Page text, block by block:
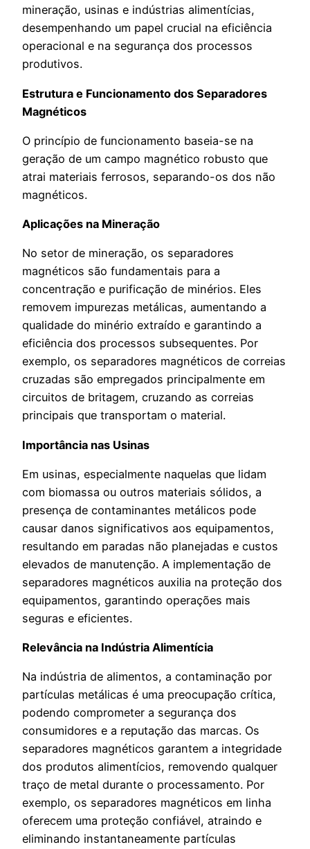
mineração, usinas e indústrias alimentícias,
desempenhando um papel crucial na eficiência
operacional e na segurança dos processos
produtivos.
Estrutura e Funcionamento dos Separadores
Magnéticos
O princípio de funcionamento baseia-se na
geração de um campo magnético robusto que
atrai materiais ferrosos, separando-os dos não
magnéticos.
Aplicações na Mineração
No setor de mineração, os separadores
magnéticos são fundamentais para a
concentração e purificação de minérios. Eles
removem impurezas metálicas, aumentando a
qualidade do minério extraído e garantindo a
eficiência dos processos subsequentes. Por
exemplo, os separadores magnéticos de correias
cruzadas são empregados principalmente em
circuitos de britagem, cruzando as correias
principais que transportam o material.
Importância nas Usinas
Em usinas, especialmente naquelas que lidam
com biomassa ou outros materiais sólidos, a
presença de contaminantes metálicos pode
causar danos significativos aos equipamentos,
resultando em paradas não planejadas e custos
elevados de manutenção. A implementação de
separadores magnéticos auxilia na proteção dos
equipamentos, garantindo operações mais
seguras e eficientes.
Relevância na Indústria Alimentícia
Na indústria de alimentos, a contaminação por
partículas metálicas é uma preocupação crítica,
podendo comprometer a segurança dos
consumidores e a reputação das marcas. Os
separadores magnéticos garantem a integridade
dos produtos alimentícios, removendo qualquer
traço de metal durante o processamento. Por
exemplo, os separadores magnéticos em linha
oferecem uma proteção confiável, atraindo e
eliminando instantaneamente partículas